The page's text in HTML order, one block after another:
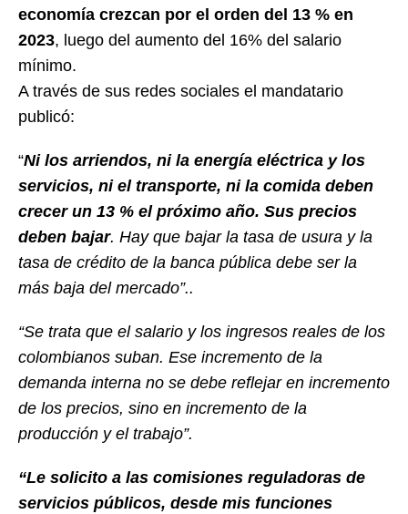
economía crezcan por el orden del 13 % en
2023, luego del aumento del 16% del salario
mínimo.
A través de sus redes sociales el mandatario
publicó:
“Ni los arriendos, ni la energía eléctrica y los
servicios, ni el transporte, ni la comida deben
crecer un 13 % el próximo año. Sus precios
deben bajar. Hay que bajar la tasa de usura y la
tasa de crédito de la banca pública debe ser la
más baja del mercado”..
“Se trata que el salario y los ingresos reales de los
colombianos suban. Ese incremento de la
demanda interna no se debe reflejar en incremento
de los precios, sino en incremento de la
producción y el trabajo”.
“Le solicito a las comisiones reguladoras de
servicios públicos, desde mis funciones